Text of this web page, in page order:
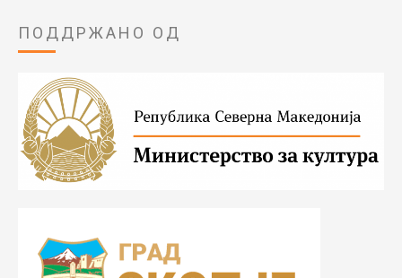
ПОДДРЖАНО ОД